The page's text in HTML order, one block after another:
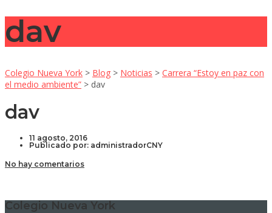
dav
Colegio Nueva York > Blog > Noticias > Carrera “Estoy en paz con
el medio ambiente” > dav
dav
11 agosto, 2016
Publicado por: administradorCNY
No hay comentarios
Colegio Nueva York